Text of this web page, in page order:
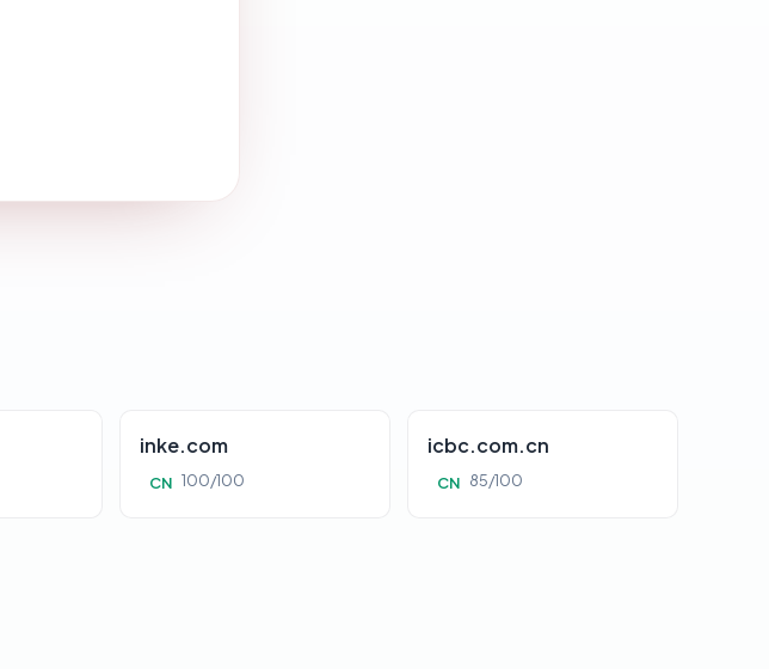
inke.com
CN 100/100
icbc.com.cn
CN 85/100